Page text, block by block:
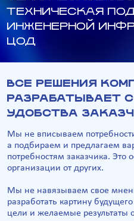
ТЕХНИЧЕСКАЯ
ИНЖЕНЕРНОЙ
ЦОД
ВСЕ РЕШЕНИЯ
РАЗРАБАТЫВАЕТ
УДОБСТВА
Мы не вписываем
а подбираем и предлагаем
потребностям заказчика. Это
организации от других.
Мы не навязываем свое
разработать картину
цели и желаемые результаты